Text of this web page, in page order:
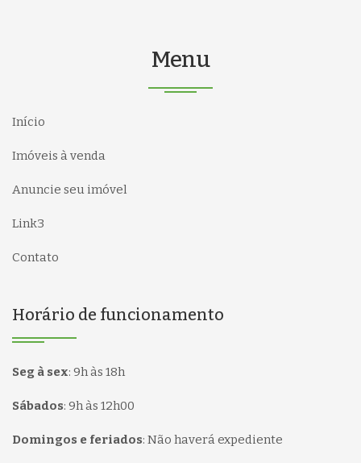
Menu
Início
Imóveis à venda
Anuncie seu imóvel
Link3
Contato
Horário de funcionamento
Seg à sex: 9h às 18h
Sábados: 9h às 12h00
Domingos e feriados: Não haverá expediente